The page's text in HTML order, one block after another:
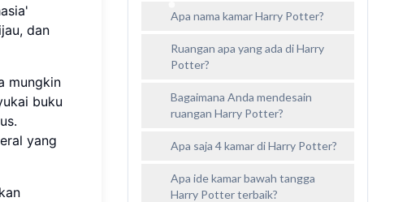
dan
mungkin
buku
yang
Apa nama kamar Harry Potter?
Ruangan apa yang ada di Harry
Potter?
Bagaimana Anda mendesain
ruangan Harry Potter?
Apa saja 4 kamar di Harry Potter?
Apa ide kamar bawah tangga
Harry Potter terbaik?